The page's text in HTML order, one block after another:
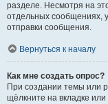
разделе. Несмотря на
отдельных сообщениях,
отправки сообщения.
Вернуться к началу
Как мне создать опрос?
При создании темы или
щёлкните на вкладке